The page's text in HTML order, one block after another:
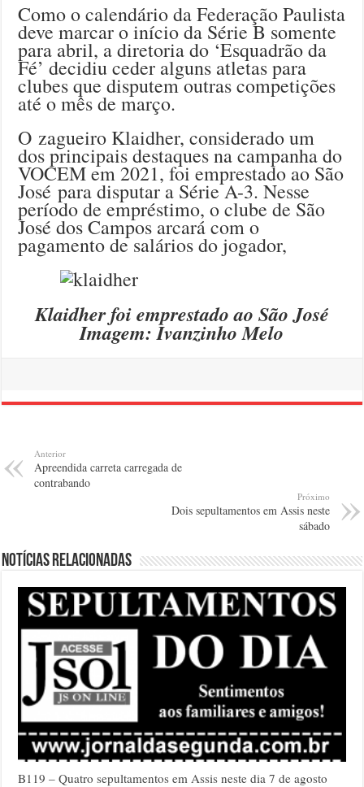
Como o calendário da Federação Paulista
deve marcar o início da Série B somente
para abril, a diretoria do ‘Esquadrão da
Fé’ decidiu ceder alguns atletas para
clubes que disputem outras competições
até o mês de março.
O zagueiro Klaidher, considerado um
dos principais destaques na campanha do
VOCEM em 2021, foi emprestado ao São
José para disputar a Série A-3. Nesse
período de empréstimo, o clube de São
José dos Campos arcará com o
pagamento de salários do jogador,
Klaidher foi emprestado ao São José
Imagem: Ivanzinho Melo
Anterior
Apreendida carreta carregada de
contrabando
Próximo
Dois sepultamentos em Assis neste
sábado
Notícias relacionadas
B119 – Quatro sepultamentos em Assis neste dia 7 de agosto